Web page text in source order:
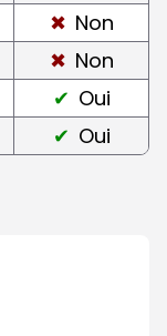
Non
Non
Oui
Oui